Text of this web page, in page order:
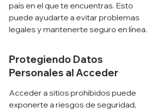
país en el que te encuentras. Esto
puede ayudarte a evitar problemas
legales y mantenerte seguro en línea.
Protegiendo Datos
Personales al Acceder
Acceder a sitios prohibidos puede
exponerte a riesgos de seguridad,